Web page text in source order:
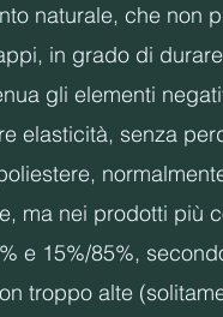
naturale, che
in grado di
gli elementi
elasticità, senza
ma nei prodotti più
e 15%/85%,
troppo alte